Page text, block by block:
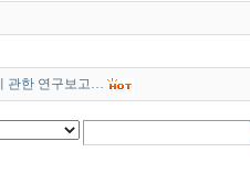
관한 연구보고…